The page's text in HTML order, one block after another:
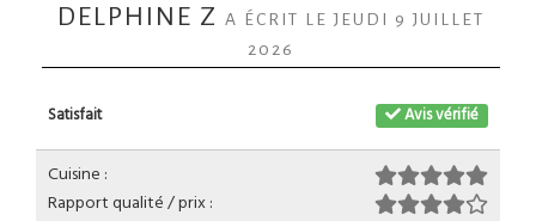
DELPHINE Z A ÉCRIT LE JEUDI 9 JUILLET
2026
Avis vérifié
Satisfait
Cuisine :
Rapport qualité / prix :